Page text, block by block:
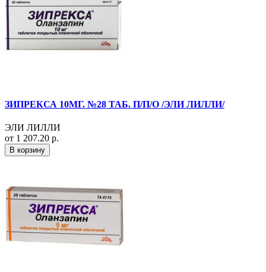
ЗИПРЕКСА 10МГ. №28 ТАБ. П/П/О /ЭЛИ ЛИЛЛИ/
ЭЛИ ЛИЛЛИ
от 1 207.20 р.
В корзину